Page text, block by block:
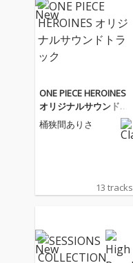
ONE PIECE HEROINES
オリジナルサウンドト
ラック
桶狭間ありさ
13 tracks